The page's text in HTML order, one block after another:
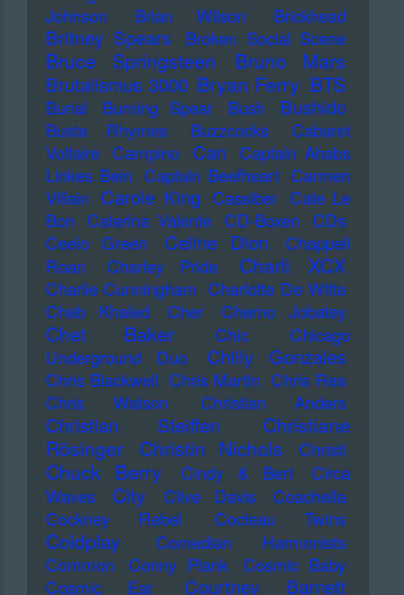
Johnson
Brian Wilson Brickhead
Britney Spears Broken Social Scene
Bruce Springsteen Bruno Mars
Brutalismus 3000 Bryan Ferry BTS
Burial Burning Spear Bush Bushido
Busta Rhymes Buzzcocks
Cabaret
Voltaire Campino Can
Captain Ahabs
Linkes Bein Captain Beefheart Carmen
Villain Carole King Cassiber Cate Le
Bon
Caterina Valente CD-Boxen
CDs
Ceelo Green
Celine Dion
Chappell
Roan
Charley Pride Charli XCX
Charlie Cunningham Charlotte De Witte
Cheb Khaled
Cher Cherno Jobatey
Chet Baker Chic
Chicago
Underground Duo
Chilly Gonzales
Chris Blackwell Chris Martin Chris Rea
Chris Watson
Christian Anders
Christian Steiffen
Christiane
Rösinger
Christin Nichols Christl
Chuck Berry Cindy & Bert
Circa
Waves
City Clive Davis
Coachella
Cockney Rebel
Cocteau Twins
Coldplay
Comedian Harmonists
Common
Conny Plank
Cosmic Baby
Cosmic Ear
Courtney Barnett